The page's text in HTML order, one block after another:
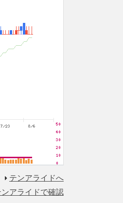
テンアライドへ
アライドで確認